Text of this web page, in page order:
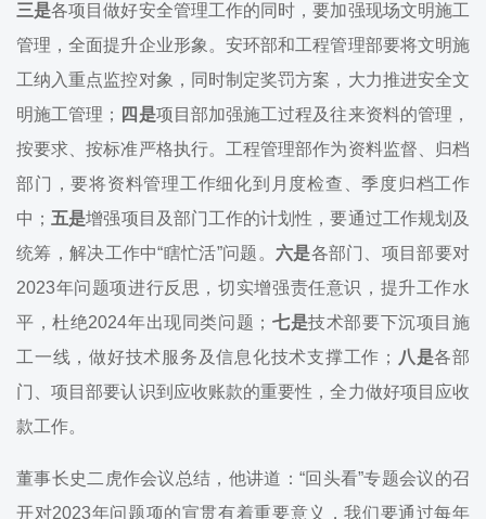
三是各项目做好安全管理工作的同时，要加强现场文明施工
管理，全面提升企业形象。安环部和工程管理部要将文明施
工纳入重点监控对象，同时制定奖罚方案，大力推进安全文
明施工管理； 四是项目部加强施工过程及往来资料的管理，
按要求、按标准严格执行。工程管理部作为资料监督、归档
部门，要将资料管理工作细化到月度检查、季度归档工作
中； 五是增强项目及部门工作的计划性，要通过工作规划及
统筹，解决工作中“瞎忙活”问题。 六是各部门、项目部要对
2023年问题项进行反思，切实增强责任意识，提升工作水
平，杜绝2024年出现同类问题； 七是技术部要下沉项目施
工一线，做好技术服务及信息化技术支撑工作； 八是各部
门、项目部要认识到应收账款的重要性，全力做好项目应收
款工作。
董事长史二虎作会议总结，他讲道：“回头看”专题会议的召
开对2023年问题项的宣贯有着重要意义，我们要通过每年